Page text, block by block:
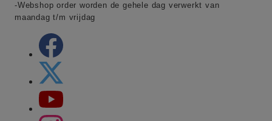
-Webshop order worden de gehele dag verwerkt van
maandag t/m vrijdag